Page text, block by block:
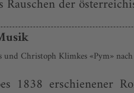
Rauschen der
und Christoph Klimkes «Pym»
1838 erschienener